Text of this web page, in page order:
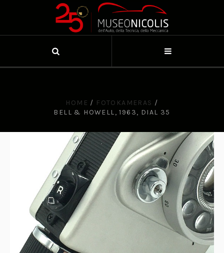
HOME / FOTOKAMERAS /
BELL & HOWELL, 1963, DIAL 35